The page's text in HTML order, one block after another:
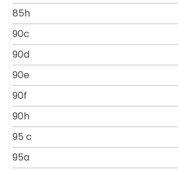
85h
90c
90d
90e
90f
90h
95 c
95a